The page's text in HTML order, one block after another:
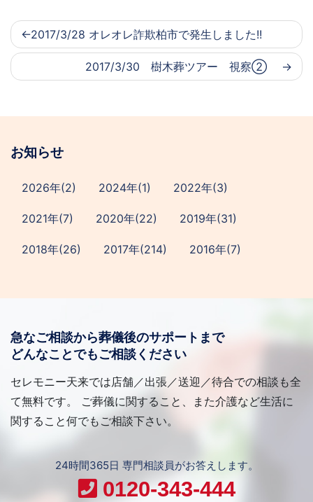
2017/3/28 オレオレ詐欺柏市で発生しました!!
2017/3/30 樹木葬ツアー 視察②
お知らせ
2026年(2) 2024年(1) 2022年(3)
2021年(7) 2020年(22) 2019年(31)
2018年(26) 2017年(214) 2016年(7)
急なご相談から葬儀後のサポートまで
どんなことでもご相談ください
セレモニー天来では店舗／出張／送迎／待合での相談も全
て無料です。 ご葬儀に関すること、また介護など生活に
関すること何でもご相談下さい。
24時間365日 専門相談員がお答えします。
0120-343-444